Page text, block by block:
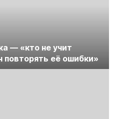
— «кто не учит
повторять её ошибки»